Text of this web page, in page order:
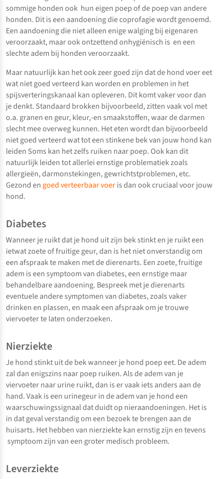
sommige honden ook hun eigen poep of de poep van andere
honden. Dit is een aandoening die coprofagie wordt genoemd.
Een aandoening die niet alleen enige walging bij eigenaren
veroorzaakt, maar ook ontzettend onhygiënisch is en een
slechte adem bij honden veroorzaakt.
Maar natuurlijk kan het ook zeer goed zijn dat de hond voer eet
wat niet goed verteerd kan worden en problemen in het
spijsverteringskanaal kan opleveren. Dit komt vaker voor dan
je denkt. Standaard brokken bijvoorbeeld, zitten vaak vol met
o.a. granen en geur, kleur,-en smaakstoffen, waar de darmen
slecht mee overweg kunnen. Het eten wordt dan bijvoorbeeld
niet goed verteerd wat tot een stinkene bek van jouw hond kan
leiden Soms kan het zelfs ruiken naar poep. Ook kan dit
natuurlijk leiden tot allerlei ernstige problematiek zoals
allergieën, darmonstekingen, gewrichtstproblemen, etc.
Gezond en goed verteerbaar voeris dan ook cruciaal voor jouw
hond.
Diabetes
Wanneer je ruikt dat je hond uit zijn bek stinkt en je ruikt een
ietwat zoete of fruitige geur, dan is het niet onverstandig om
een afspraak te maken met de dierenarts. Een zoete, fruitige
adem is een symptoom van diabetes, een ernstige maar
behandelbare aandoening. Bespreek met je dierenarts
eventuele andere symptomen van diabetes, zoals vaker
drinken en plassen, en maak een afspraak om je trouwe
viervoeter te laten onderzoeken.
Nierziekte
Je hond stinkt uit de bek wanneer je hond poep eet. De adem
zal dan enigszins naar poep ruiken. Als de adem van je
viervoeter naar urine ruikt, dan is er vaak iets anders aan de
hand. Vaak is een urinegeur in de adem van je hond een
waarschuwingssignaal dat duidt op nieraandoeningen. Het is
in dat geval verstandig om een bezoek te brengen aan de
huisarts. Het hebben van nierziekte kan ernstig zijn en tevens
symptoom zijn van een groter medisch probleem.
Leverziekte